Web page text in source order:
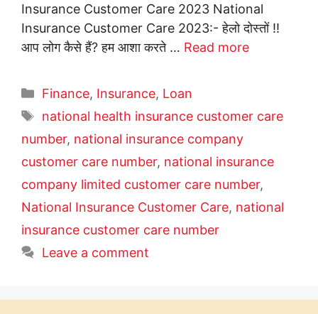
Insurance Customer Care 2023 National
Insurance Customer Care 2023:- हेलो दोस्तों !!
आप लोग कैसे हैं? हम आशा करते … Read more
Categories
Finance, Insurance, Loan
Tags
national health insurance customer care
number, national insurance company
customer care number, national insurance
company limited customer care number,
National Insurance Customer Care, national
insurance customer care number
Leave a comment